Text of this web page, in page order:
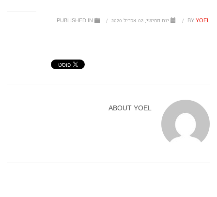
BY YOEL
/ יום חמישי, 02 אפריל 2020 /
ABOUT YOEL